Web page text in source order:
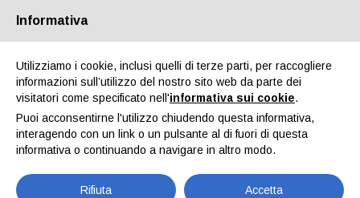
Chi siamo Partners Contatti Area riservata
Informativa
Utilizziamo i cookie, inclusi quelli di terze parti, per raccogliere
informazioni sull’utilizzo del nostro sito web da parte dei
visitatori come specificato nell'informativa sui cookie.
Puoi acconsentirne l'utilizzo chiudendo questa informativa,
interagendo con un link o un pulsante al di fuori di questa
informativa o continuando a navigare in altro modo.
Rifiuta Accetta